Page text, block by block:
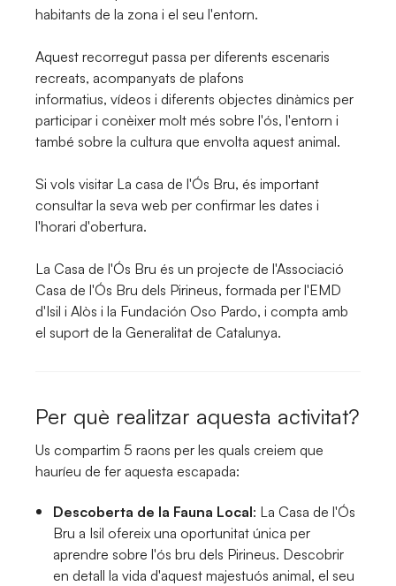
habitants de la zona i el seu l'entorn.
Aquest recorregut passa per diferents escenaris
recreats, acompanyats de plafons
informatius, vídeos i diferents objectes dinàmics per
participar i conèixer molt més sobre l'ós, l'entorn i
també sobre la cultura que envolta aquest animal.
Si vols visitar La casa de l'Ós Bru, és important
consultar la seva web per confirmar les dates i
l'horari d'obertura.
La Casa de l'Ós Bru és un projecte de l'Associació
Casa de l'Ós Bru dels Pirineus, formada per l'EMD
d'Isil i Alòs i la Fundación Oso Pardo, i compta amb
el suport de la Generalitat de Catalunya.
Per què realitzar aquesta activitat?
Us compartim 5 raons per les quals creiem que
hauríeu de fer aquesta escapada:
Descoberta de la Fauna Local: La Casa de l'Ós
Bru a Isil ofereix una oportunitat única per
aprendre sobre l'ós bru dels Pirineus. Descobrir
en detall la vida d'aquest majestuós animal, el seu